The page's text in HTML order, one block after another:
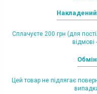
Сплачуєте 200 грн (для
відмові
Цей товар не підлягає